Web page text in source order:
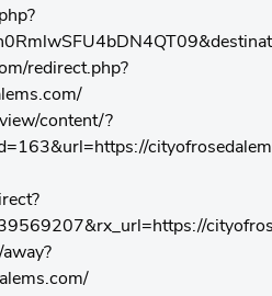
redirect.php?
content/?